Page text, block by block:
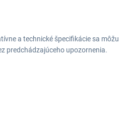
a technické špecifikácie sa môžu
predchádzajúceho upozornenia.